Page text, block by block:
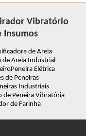
Vibratório
Insumos
de Areia
de Areia Industrial
Peneira Elétrica
de Peneiras
Industriais
de Peneira Vibratória
de Farinha